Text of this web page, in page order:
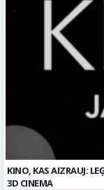
KINO, KAS AIZRAUJ:
3D CINEMA